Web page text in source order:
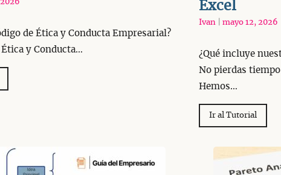
de Ética y Conducta Empresarial?
Ética y Conducta…
Excel
Ivan mayo 12, 2026
¿Qué incluye
No pierdas
Hemos…
Ir al Tutorial